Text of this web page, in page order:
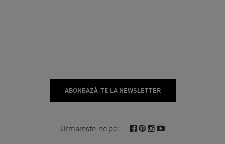
ABONEAZĂ-TE LA NEWSLETTER
Urmareste-ne pe: